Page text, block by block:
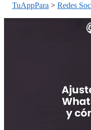
TuAppPara > Redes